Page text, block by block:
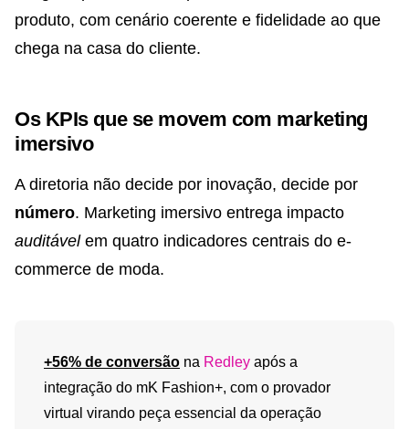
produto, com cenário coerente e fidelidade ao que
chega na casa do cliente.
Os KPIs que se movem com marketing
imersivo
A diretoria não decide por inovação, decide por
número. Marketing imersivo entrega impacto
auditávelem quatro indicadores centrais do e-
commerce de moda.
+56% de conversão na Redley após a
integração do mK Fashion+, com o provador
virtual virando peça essencial da operação